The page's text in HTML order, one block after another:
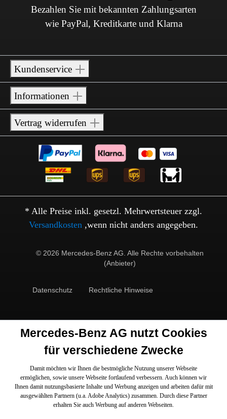
Bezahlen Sie mit bekannten Zahlungsarten
wie PayPal, Kreditkarte und Klarna
Kundenservice
Informationen
Vertrag widerrufen
* Alle Preise inkl. gesetzl. Mehrwertsteuer zzgl.
Versandkosten ,wenn nicht anders angegeben.
© 2026 Mercedes-Benz AG. Alle Rechte vorbehalten
(Anbieter)
Datenschutz Rechtliche Hinweise
Mercedes-Benz AG nutzt Cookies
für verschiedene Zwecke
Damit möchten wir Ihnen die bestmögliche Nutzung unserer Webseite
ermöglichen, sowie unsere Webseite fortlaufend verbessern. Auch können wir
Ihnen damit nutzungsbasierte Inhalte und Werbung anzeigen und arbeiten dafür mit
ausgewählten Partnern (u.a. Adobe Analytics) zusammen. Durch diese Partner
erhalten Sie auch Werbung auf anderen Webseiten.